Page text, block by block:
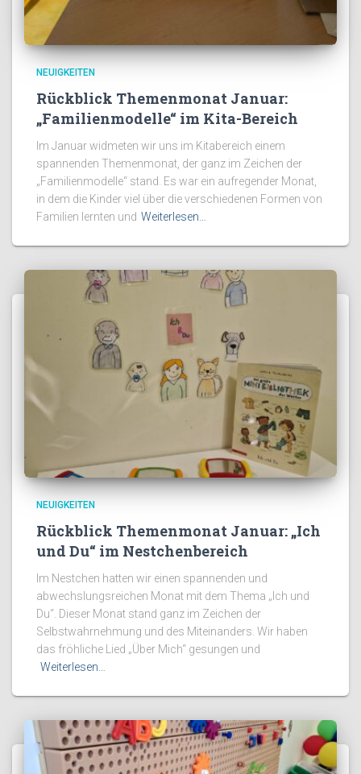
NEUIGKEITEN
Rückblick Themenmonat Januar:
„Familienmodelle“ im Kita-Bereich
Im Januar widmeten wir uns im Kitabereich einem
spannenden Themenmonat, der ganz im Zeichen der
„Familienmodelle“ stand. Es war ein aufregender Monat,
in dem die Kinder viel über die verschiedenen Formen von
Familien lernten und Weiterlesen…
NEUIGKEITEN
Rückblick Themenmonat Januar: „Ich
und Du“ im Nestchenbereich
Im Nestchen hatten wir einen spannenden und
abwechslungsreichen Monat mit dem Thema „Ich und
Du“. Dieser Monat stand ganz im Zeichen der
Selbstwahrnehmung und des Miteinanders. Wir haben
das fröhliche Lied „Über Mich“ gesungen und
Weiterlesen…